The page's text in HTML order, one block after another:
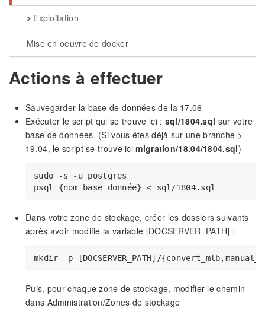
Exploitation
Mise en oeuvre de docker
Actions à effectuer
Sauvegarder la base de données de la 17.06
Exécuter le script qui se trouve ici : sql/1804.sql sur votre
base de données. (Si vous êtes déjà sur une branche >
19.04, le script se trouve icimigration/18.04/1804.sql)
sudo -s -u postgres
Dans votre zone de stockage, créer les dossiers suivants
après avoir modifié la variable [DOCSERVER_PATH] :
Puis, pour chaque zone de stockage, modifier le chemin
dans Administration/Zones de stockage